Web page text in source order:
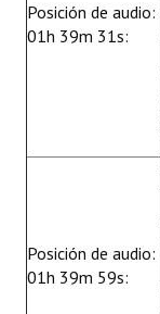
Posición de audio:
01h 39m 31s:
Posición de audio:
01h 39m 59s: